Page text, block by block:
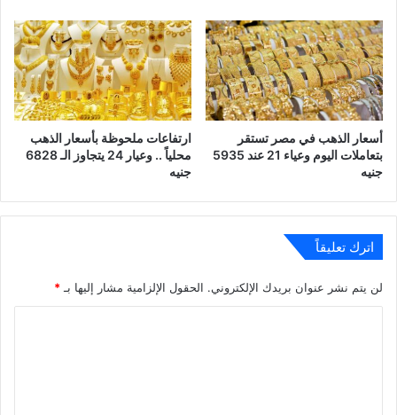
أسعار الذهب في مصر تستقر
بتعاملات اليوم وعياء 21 عند 5935
جنيه
ارتفاعات ملحوظة بأسعار الذهب
محلياً .. وعيار 24 يتجاوز الـ 6828
جنيه
اترك تعليقاً
لن يتم نشر عنوان بريدك الإلكتروني. الحقول الإلزامية مشار إليها بـ*